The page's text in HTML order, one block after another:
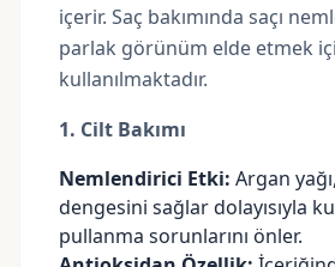
içerir. Saç bakımında saçı
parlak görünüm elde etmek
kullanılmaktadır.
1. Cilt Bakımı
Nemlendirici Etki: Argan
dengesini sağlar dolayısıyla
pullanma sorunlarını önler.